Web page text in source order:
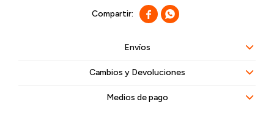
 
Envíos
Cambios y Devoluciones
Medios de pago